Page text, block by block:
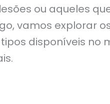
ou aqueles
vamos explorar
disponíveis no